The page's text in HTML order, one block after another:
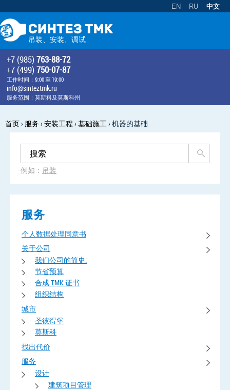
EN RU 中文
吊装、安装、调试
+7 (985) 763-88-72
+7 (499) 750-07-87
工作时间：9:00 至 19:00
info@sinteztmk.ru
服务范围：莫斯科及莫斯科州
首页› 服务 › 安装工程 › 基础施工› 机器的基础
例如： 吊装
服务
个人数据处理同意书
关于公司
我们公司的简史:
节省预算
合成 TMK 证书
组织结构
城市
圣彼得堡
莫斯科
找出代价
服务
设计
建筑项目管理